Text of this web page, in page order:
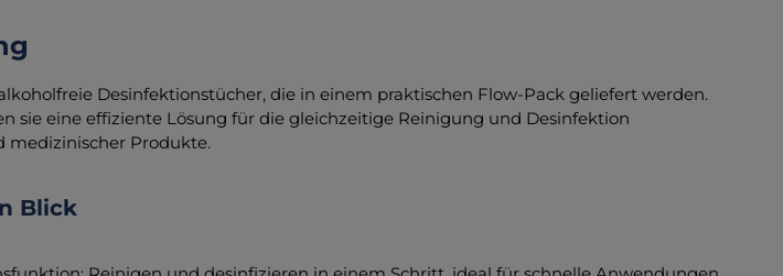
Desinfektionstücher, die in einem praktischen Flow-Pack geliefert werden.
sie eine effiziente Lösung für die gleichzeitige Reinigung und Desinfektion
medizinischer Produkte.
Blick